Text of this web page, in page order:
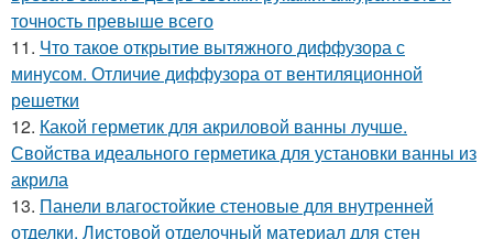
точность превыше всего
11. Что такое открытие вытяжного диффузора с
минусом. Отличие диффузора от вентиляционной
решетки
12. Какой герметик для акриловой ванны лучше.
Свойства идеального герметика для установки ванны из
акрила
13. Панели влагостойкие стеновые для внутренней
отделки. Листовой отделочный материал для стен